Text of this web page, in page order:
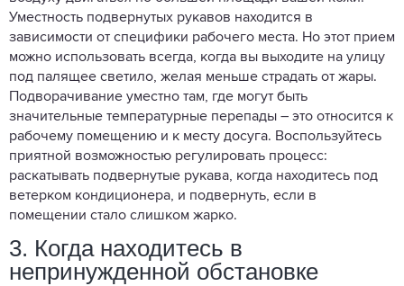
Уместность подвернутых рукавов находится в
зависимости от специфики рабочего места. Но этот прием
можно использовать всегда, когда вы выходите на улицу
под палящее светило, желая меньше страдать от жары.
Подворачивание уместно там, где могут быть
значительные температурные перепады – это относится к
рабочему помещению и к месту досуга. Воспользуйтесь
приятной возможностью регулировать процесс:
раскатывать подвернутые рукава, когда находитесь под
ветерком кондиционера, и подвернуть, если в
помещении стало слишком жарко.
3. Когда находитесь в
непринужденной обстановке